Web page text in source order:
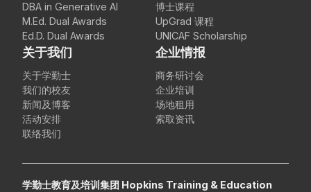
DBA in Generative AI
M.Ed. Dual Awards
Ed.D. Dual Awards
博士课程
UpGrad 课程
UNICAF Scholarship
关于我们
关于学勤士
我们的校友
新闻及博客
活动安排
联络我们
企业情报
商务研讨会
企业培训
场地租用
索取资讯
学勤士教育及培训集团 Hopkins Training & Education